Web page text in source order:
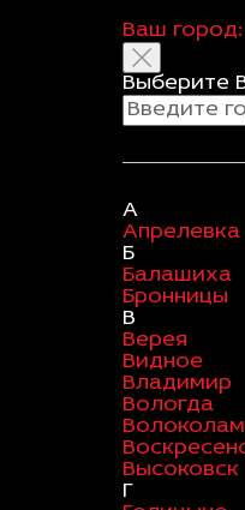
Ваш город:
Выберите
А
Апрелевка
Б
Балашиха
Бронницы
В
Верея
Видное
Владимир
Вологда
Высоковск
Г